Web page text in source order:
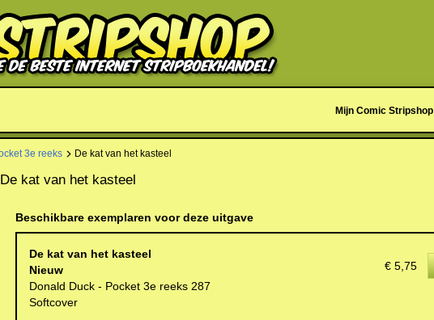
Mijn Comic Stripshop
3e reeks De kat van het kasteel
kat van het kasteel
Beschikbare exemplaren voor deze uitgave
De kat van het kasteel
Nieuw
Donald Duck - Pocket 3e reeks 287
Softcover
€ 5,75